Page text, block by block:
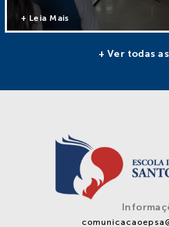
+ Leia Mais
+ Ver todas